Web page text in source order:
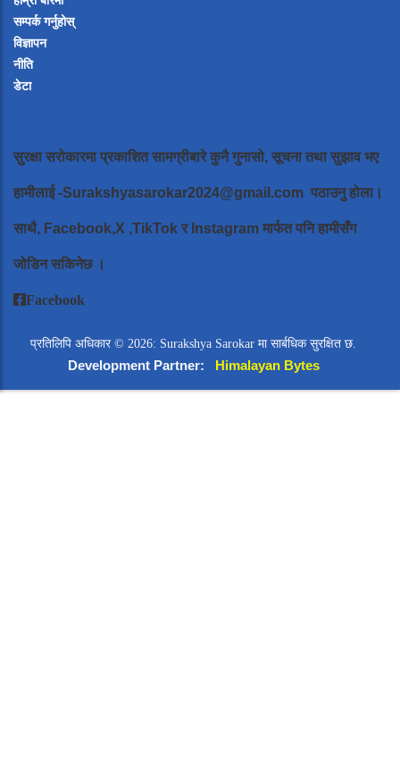
सम्पर्क गर्नुहोस्
विज्ञापन
नीति
डेटा
सुरक्षा सरोकारमा प्रकाशित सामग्रीबारे कुनै गुनासो, सूचना तथा सुझाव भए
हामीलाई-Surakshyasarokar2024@gmail.com पठाउनु होला।
साथै, Facebook,X ,TikTok र Instagram मार्फत पनि हामीसँग
जोडिन सकिनेछ ।
Facebook
प्रतिलिपि अधिकार © 2026: Surakshya Sarokar मा सार्बधिक सुरक्षित छ.
Development Partner: Himalayan Bytes